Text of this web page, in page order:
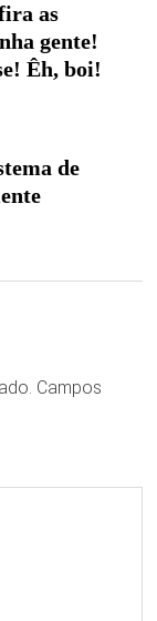
as
gente!
Êh, boi!
de
Campos